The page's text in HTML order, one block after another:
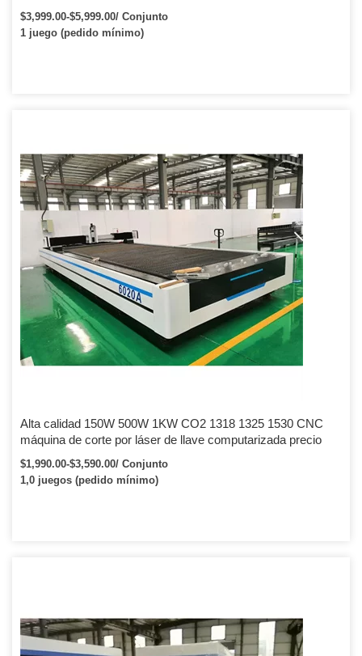
$3,999.00-$5,999.00/ Conjunto
1 juego (pedido mínimo)
Alta calidad 150W 500W 1KW CO2 1318 1325 1530 CNC
máquina de corte por láser de llave computarizada precio
$1,990.00-$3,590.00/ Conjunto
1,0 juegos (pedido mínimo)